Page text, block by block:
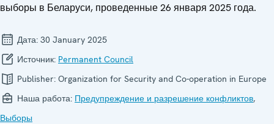
выборы в Беларуси, проведенные 26 января 2025 года.
Дата: 30 January 2025
Источник: Permanent Council
Publisher: Organization for Security and Co-operation in Europe
Наша работа: Предупреждение и разрешение конфликтов,
Выборы